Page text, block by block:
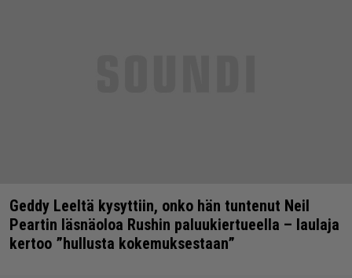
Geddy Leeltä kysyttiin, onko hän tuntenut Neil
Peartin läsnäoloa Rushin paluukiertueella – laulaja
kertoo ”hullusta kokemuksestaan”